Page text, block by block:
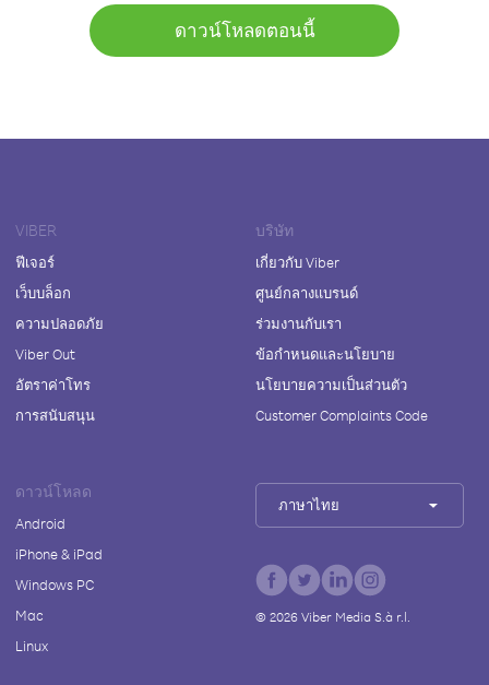
ดาวน์โหลดตอนนี้
VIBER
ฟีเจอร์
เว็บบล็อก
ความปลอดภัย
Viber Out
อัตราค่าโทร
การสนับสนุน
บริษัท
เกี่ยวกับ Viber
ศูนย์กลางแบรนด์
ร่วมงานกับเรา
ข้อกำหนดและนโยบาย
นโยบายความเป็นส่วนตัว
Customer Complaints Code
ดาวน์โหลด
Android
iPhone & iPad
Windows PC
Mac
Linux
ภาษาไทย
© 2026Viber Media S.à r.l.